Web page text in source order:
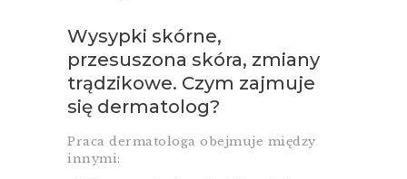
Wysypki skórne,
przesuszona skóra, zmiany
trądzikowe. Czym zajmuje
się dermatolog?
Praca dermatologa obejmuje między
innymi: